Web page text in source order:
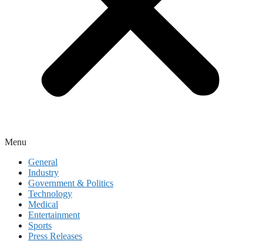
Menu
General
Industry
Government & Politics
Technology
Medical
Entertainment
Sports
Press Releases